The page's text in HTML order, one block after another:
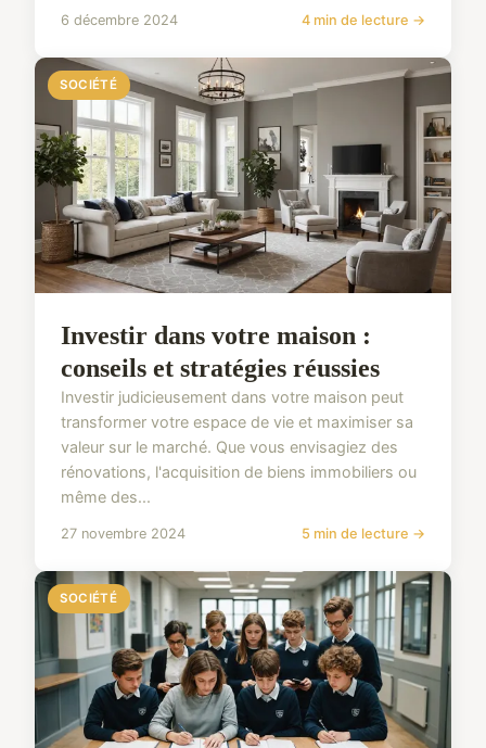
6 décembre 2024 4 min de lecture →
SOCIÉTÉ
Investir dans votre maison :
conseils et stratégies réussies
Investir judicieusement dans votre maison peut
transformer votre espace de vie et maximiser sa
valeur sur le marché. Que vous envisagiez des
rénovations, l'acquisition de biens immobiliers ou
même des...
27 novembre 2024 5 min de lecture →
SOCIÉTÉ